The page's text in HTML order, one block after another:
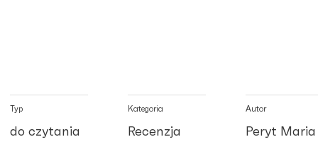
Typ
do czytania
Kategoria
Recenzja
Autor
Peryt Maria